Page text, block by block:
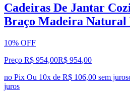
Cadeiras De Jantar
Braço Madeira Natural
10% OFF
Preço R$ 954,00R$ 954,00
no Pix Ou 10x de R$ 106,00 sem juros
juros